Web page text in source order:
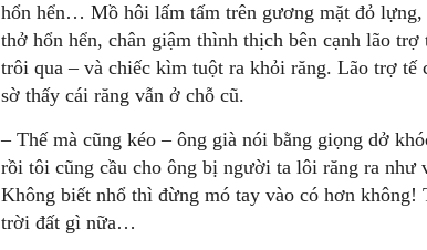
hổn hển… Mồ hôi lấm tấm trên gương mặt đỏ
thở hổn hển, chân giậm thình thịch bên cạnh lão
trôi qua – và chiếc kìm tuột ra khỏi răng. Lão trợ tế
sờ thấy cái răng vẫn ở chỗ cũ.
– Thế mà cũng kéo – ông già nói bằng giọng dở
rồi tôi cũng cầu cho ông bị người ta lôi răng ra
Không biết nhổ thì đừng mó tay vào có hơn
trời đất gì nữa…